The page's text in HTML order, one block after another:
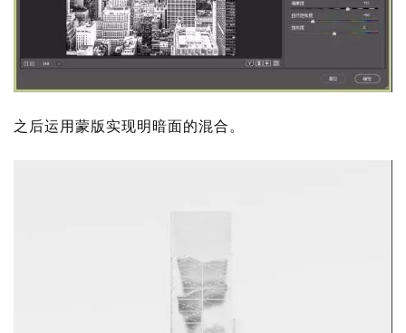
之后运用蒙版实现明暗面的混合。